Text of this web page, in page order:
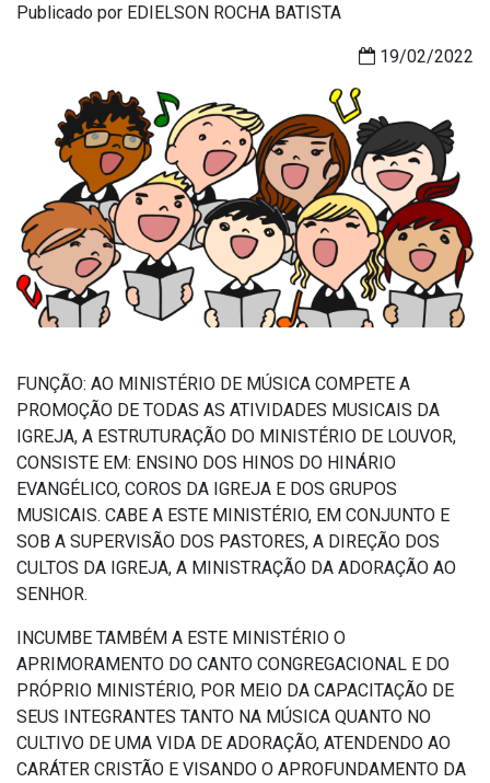
Publicado por EDIELSON ROCHA BATISTA
19/02/2022
FUNÇÃO: AO MINISTÉRIO DE MÚSICA COMPETE A
PROMOÇÃO DE TODAS AS ATIVIDADES MUSICAIS DA
IGREJA, A ESTRUTURAÇÃO DO MINISTÉRIO DE LOUVOR,
CONSISTE EM: ENSINO DOS HINOS DO HINÁRIO
EVANGÉLICO, COROS DA IGREJA E DOS GRUPOS
MUSICAIS. CABE A ESTE MINISTÉRIO, EM CONJUNTO E
SOB A SUPERVISÃO DOS PASTORES, A DIREÇÃO DOS
CULTOS DA IGREJA, A MINISTRAÇÃO DA ADORAÇÃO AO
SENHOR.
INCUMBE TAMBÉM A ESTE MINISTÉRIO O
APRIMORAMENTO DO CANTO CONGREGACIONAL E DO
PRÓPRIO MINISTÉRIO, POR MEIO DA CAPACITAÇÃO DE
SEUS INTEGRANTES TANTO NA MÚSICA QUANTO NO
CULTIVO DE UMA VIDA DE ADORAÇÃO, ATENDENDO AO
CARÁTER CRISTÃO E VISANDO O APROFUNDAMENTO DA